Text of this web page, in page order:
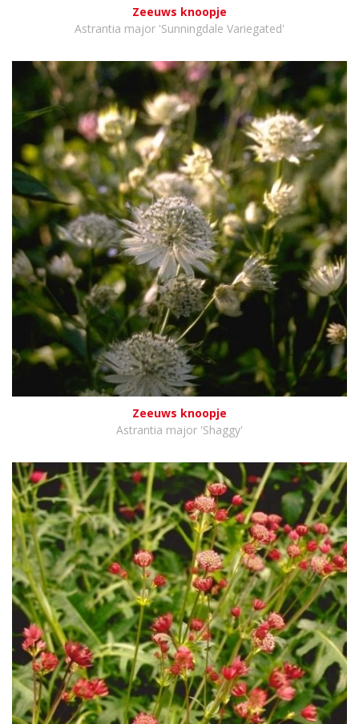
Zeeuws knoopje
Astrantia major 'Sunningdale Variegated'
Zeeuws knoopje
Astrantia major 'Shaggy'